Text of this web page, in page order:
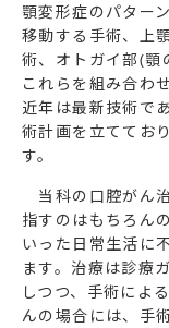
顎変形症のパター
移動する手術、上
術、オトガイ部(顎
これらを組み合わ
近年は最新技術で
術計画を立ててお
す。
当科の口腔がん
指すのはもちろん
いった日常生活に
ます。治療は診療
しつつ、手術によ
んの場合には、手